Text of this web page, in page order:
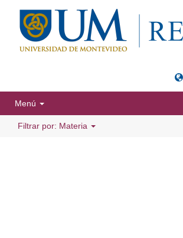
Menú
Filtrar por: Materia